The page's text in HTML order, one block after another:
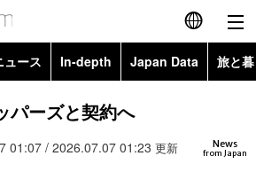
English
繁體字
ュース In-depth Japan Data 旅と
Images
パーズと契約へ
News
from Japan
01:07 / 2026.07.07 01:23 更新